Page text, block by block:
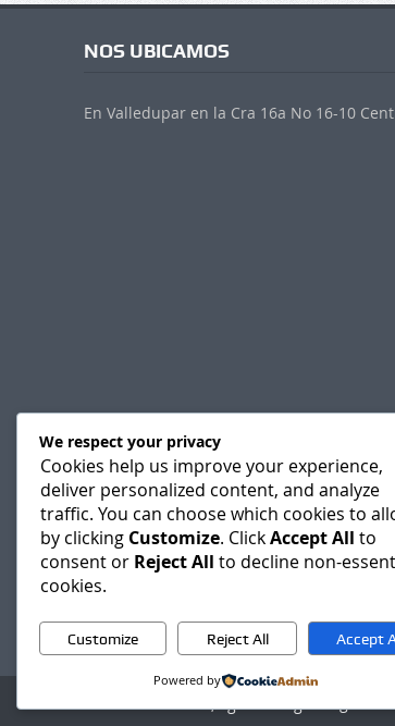
NOS UBICAMOS
En Valledupar en la Cra 16a No 16-10
We respect your privacy
Cookies help us improve your experience,
deliver personalized content, and analyze
traffic. You can choose which cookies to
by clicking Customize. ClickAccept All to
consent or Reject All to decline non-
cookies.
Customize Reject All Accept
Powered by